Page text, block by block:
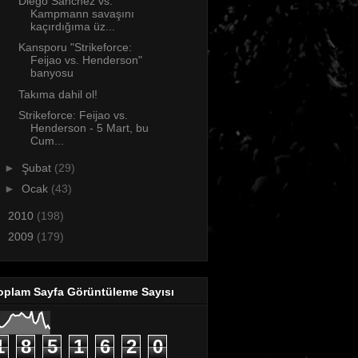
Kampmann savaşını
kaçırdığıma üz...
Kansporu "Strikeforce:
Feijao vs. Henderson"
banyosu
Takıma dahil ol!
Strikeforce: Feijao vs.
Henderson - 5 Mart, bu
Cum...
► Şubat (29)
► Ocak (43)
2010 (198)
2009 (179)
Sayfa Görüntüleme Sayısı
8 5 1 6 2 0